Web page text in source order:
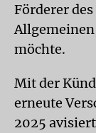
Förderer
möchte.
Mit der
erneute
2025